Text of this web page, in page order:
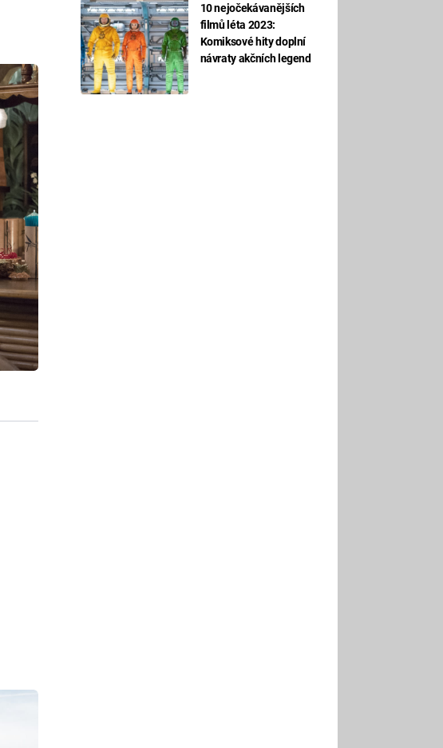
10 nejočekávanějších
filmů léta 2023:
Komiksové hity doplní
návraty akčních legend